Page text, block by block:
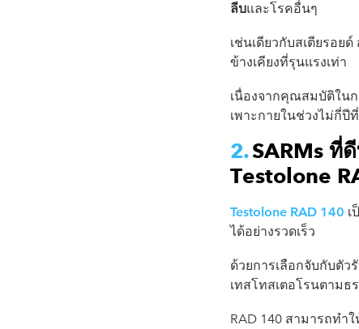
ลีบและโรคอื่นๆ
เช่นเดียวกับสเตียรอย
ข้างเคียงที่รุนแรงเท่า
เนื่องจากคุณสมบัติในก
เพาะกายในช่วงไม่กี่ปี
SARMs ที่
Testolone
Testolone RAD 140 เ
ได้อย่างรวดเร็ว
ด้วยการเลือกจับกับตัว
เทสโทสเตอโรนตามธ
RAD 140 สามารถทำใ